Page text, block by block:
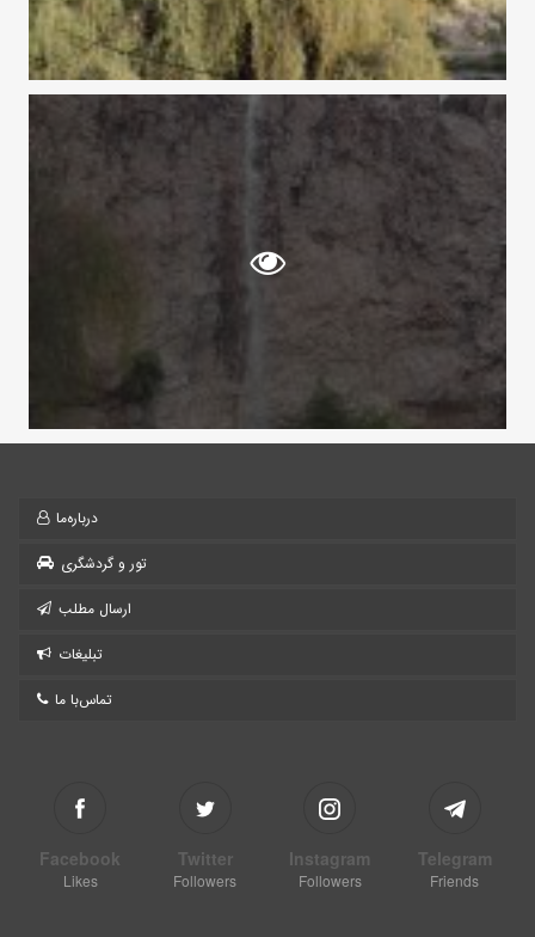
درباره‌ما
تور و گردشگری
ارسال مطلب
تبلیغات
تماس‌با ما
Facebook
Likes
Twitter
Followers
Instagram
Followers
Telegram
Friends